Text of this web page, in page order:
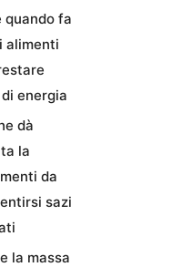
quando fa
alimenti
energia
dà
la
da
sazi
la massa